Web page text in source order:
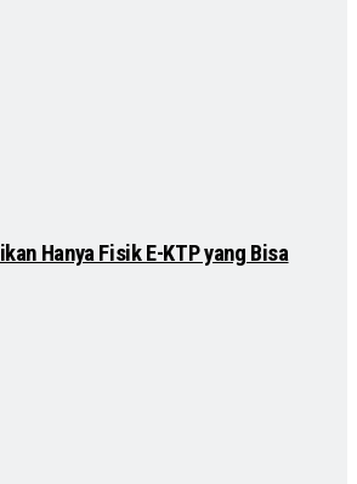
Hanya Fisik E-KTP yang Bisa